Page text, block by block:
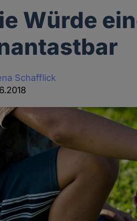
Würde
Schafflick